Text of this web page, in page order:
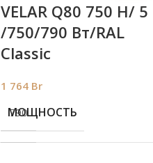
790
VELAR Q80 750 H/ 5
/750/790 Вт/RAL
Classic
1 764 Br
МОЩНОСТЬ